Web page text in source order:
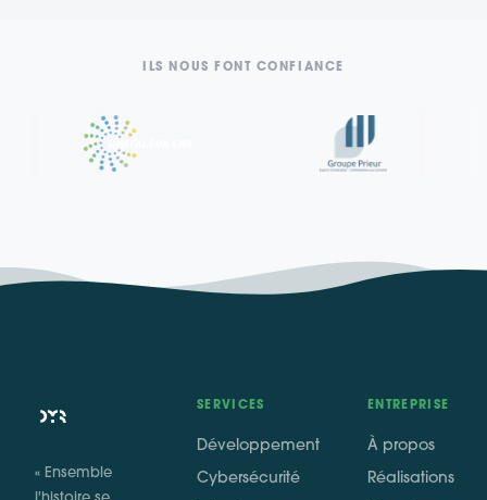
ILS NOUS FONT CONFIANCE
« Ensemble
SERVICES
Développement
Cybersécurité
ENTREPRISE
À propos
Réalisations